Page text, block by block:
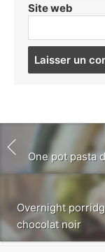
Site web
One pot pasta
Overnight
chocolat noir